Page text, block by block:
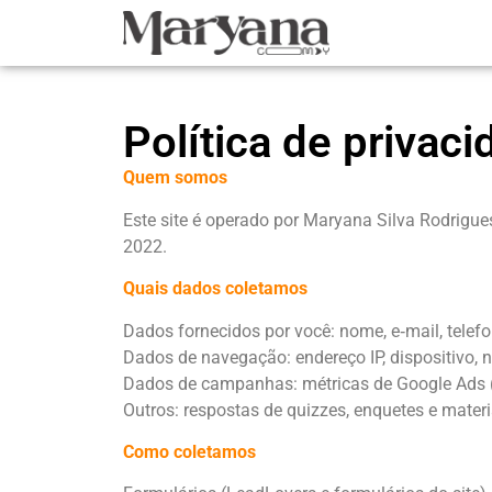
Política de
Quem somos
Este site é operado por Maryana Silva
2022.
Quais dados coletamos
Dados fornecidos por você: nome, e‑mail,
Dados de navegação: endereço IP,
Dados de campanhas: métricas de Google
Outros: respostas de quizzes, enquetes e
Como coletamos